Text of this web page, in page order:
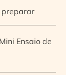
preparar
Ensaio de